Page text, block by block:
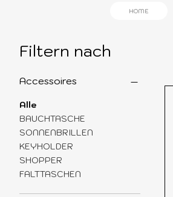
HOME
Filtern nach
Accessoires
Alle
BAUCHTASCHE
SONNENBRILLEN
KEYHOLDER
SHOPPER
FALTTASCHEN